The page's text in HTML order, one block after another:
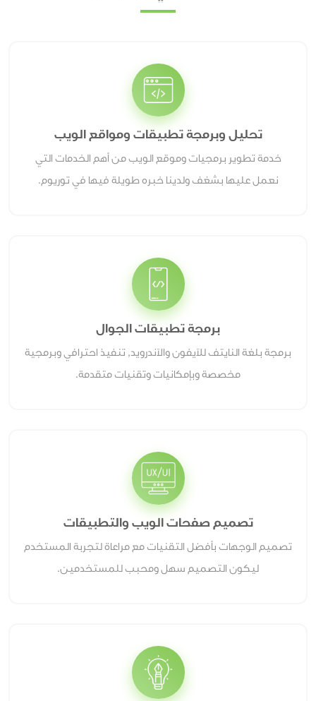
تحليل وبرمجة تطبيقات ومواقع الويب
خدمة تطوير برمجيات وموقع الويب من أهم الخدمات التي
نعمل عليها بشغف ولدينا خبره طويلة فيها في توريوم.
برمجة تطبيقات الجوال
برمجة بلغة النايتف للآيفون والآندرويد, تنفيذ احترافي وبرمجية
مخصصة وبإمكانيات وتقنيات متقدمة.
تصميم صفحات الويب والتطبيقات
تصميم الوجهات بأفضل التقنيات مع مراعاة لتجربة المستخدم
ليكون التصميم سهل ومحبب للمستخدمين.